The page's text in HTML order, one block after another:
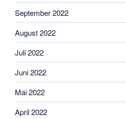
September 2022
August 2022
Juli 2022
Juni 2022
Mai 2022
April 2022